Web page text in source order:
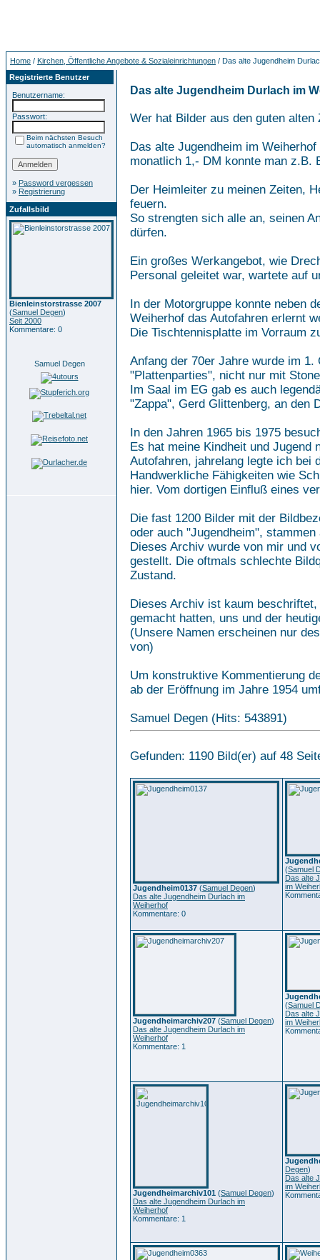
Home / Kirchen, Öffentliche Angebote & Sozialeinrichtungen / Das alte Jugendheim
Registrierte Benutzer
Benutzername:
Passwort:
Beim nächsten Besuch
automatisch anmelden?
» Password vergessen
» Registrierung
Zufallsbild
Bienleinstorstrasse 2007
(Samuel Degen)
Seit 2000
Kommentare: 0
Samuel Degen
Das alte Jugendheim Durlach im
Wer hat Bilder aus den guten alten
Das alte Jugendheim im
monatlich 1,- DM konnte man z.B.
Der Heimleiter zu meinen Zeiten,
feuern.
So strengten sich alle an, seinen
dürfen.
Ein großes Werkangebot, wie
Personal geleitet war, wartete auf
In der Motorgruppe konnte neben
Weiherhof das Autofahren erlernt
Die Tischtennisplatte im Vorraum
Anfang der 70er Jahre wurde im
"Plattenparties", nicht nur mit
Im Saal im EG gab es auch
"Zappa", Gerd Glittenberg, an den
In den Jahren 1965 bis 1975
Es hat meine Kindheit und
Autofahren, jahrelang legte ich bei
Handwerkliche Fähigkeiten wie
hier. Vom dortigen Einfluß eines
Die fast 1200 Bilder mit der
oder auch "Jugendheim",
Dieses Archiv wurde von mir und
gestellt. Die oftmals schlechte
Zustand.
Dieses Archiv ist kaum
gemacht hatten, uns und der
(Unsere Namen erscheinen nur
von)
Um konstruktive Kommentierung
ab der Eröffnung im Jahre 1954
Samuel Degen (Hits: 543891)
Gefunden: 1190 Bild(er) auf 48
Jugendheim0137 (Samuel Degen)
Das alte Jugendheim Durlach im
Weiherhof
Kommentare: 0
(Samuel
Das alte
im
Jugendheimarchiv207 (Samuel Degen)
Das alte Jugendheim Durlach im
Weiherhof
Kommentare: 1
(Samuel
Das alte
im
Jugendheimarchiv101 (Samuel Degen)
Das alte Jugendheim Durlach im
Weiherhof
Kommentare: 1
Degen)
Das alte
im